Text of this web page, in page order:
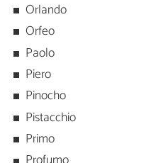
Orlando
Orfeo
Paolo
Piero
Pinocho
Pistacchio
Primo